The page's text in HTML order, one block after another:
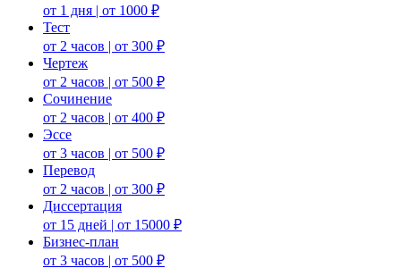
от 1 дня | от 1000 ₽
Тест
от 2 часов | от 300 ₽
Чертеж
от 2 часов | от 500 ₽
Сочинение
от 2 часов | от 400 ₽
Эссе
от 3 часов | от 500 ₽
Перевод
от 2 часов | от 300 ₽
Диссертация
от 15 дней | от 15000 ₽
Бизнес-план
от 3 часов | от 500 ₽